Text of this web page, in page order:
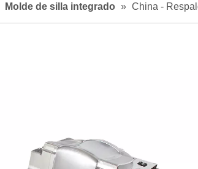
Molde de silla integrado » China -